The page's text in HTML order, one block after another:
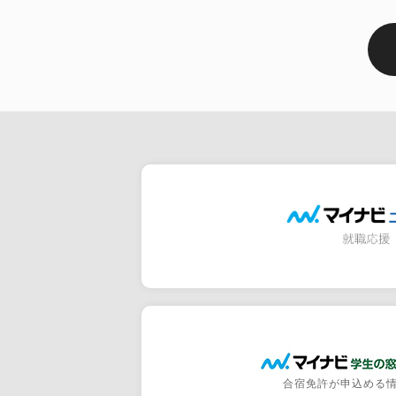
合宿免許が申込める